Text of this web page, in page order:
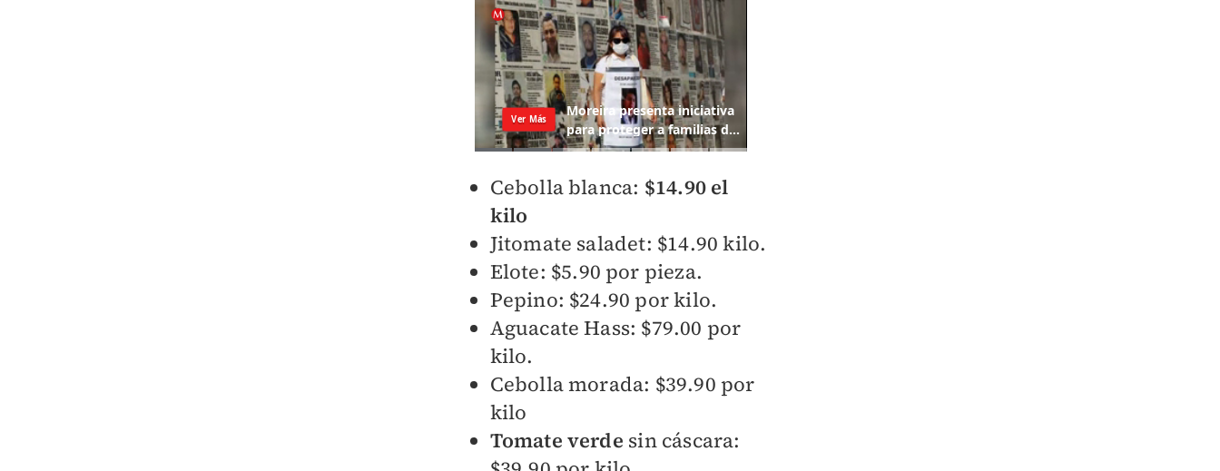
Cebolla blanca: $14.90 el
kilo
Jitomate saladet: $14.90 kilo.
Elote: $5.90 por pieza.
Pepino: $24.90 por kilo.
Aguacate Hass: $79.00 por
kilo.
Cebolla morada: $39.90 por
kilo
Tomate verde sin cáscara: